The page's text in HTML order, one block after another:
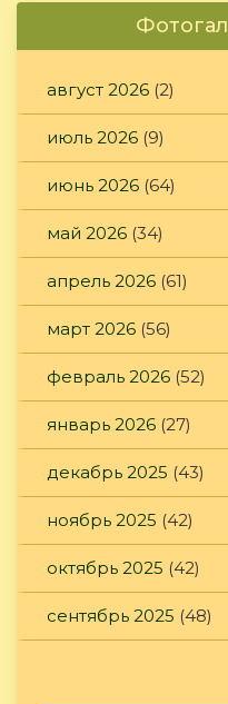
август 2026 (2)
июль 2026 (9)
июнь 2026 (64)
май 2026 (34)
апрель 2026 (61)
март 2026 (56)
февраль 2026 (52)
январь 2026 (27)
декабрь 2025 (43)
ноябрь 2025 (42)
октябрь 2025 (42)
сентябрь 2025 (48)